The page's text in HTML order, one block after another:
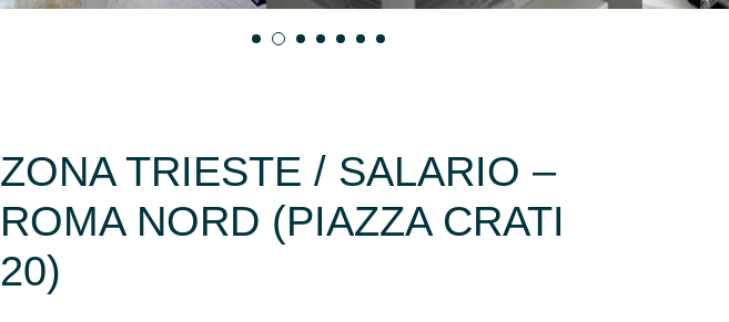
ZONA TRIESTE / SALARIO –
ROMA NORD (PIAZZA CRATI
20)